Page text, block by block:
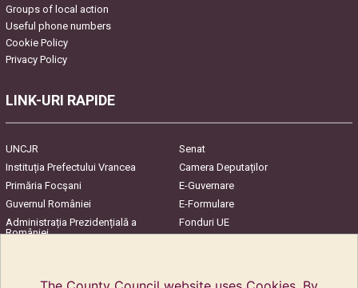
Groups of local action
Useful phone numbers
Cookie Policy
Privacy Policy
LINK-URI RAPIDE
UNCJR
Senat
Instituția Prefectului Vrancea
Camera Deputaților
Primăria Focşani
E-Guvernare
Guvernul României
E-Formulare
Administrația Prezidențială a
României
Fonduri UE